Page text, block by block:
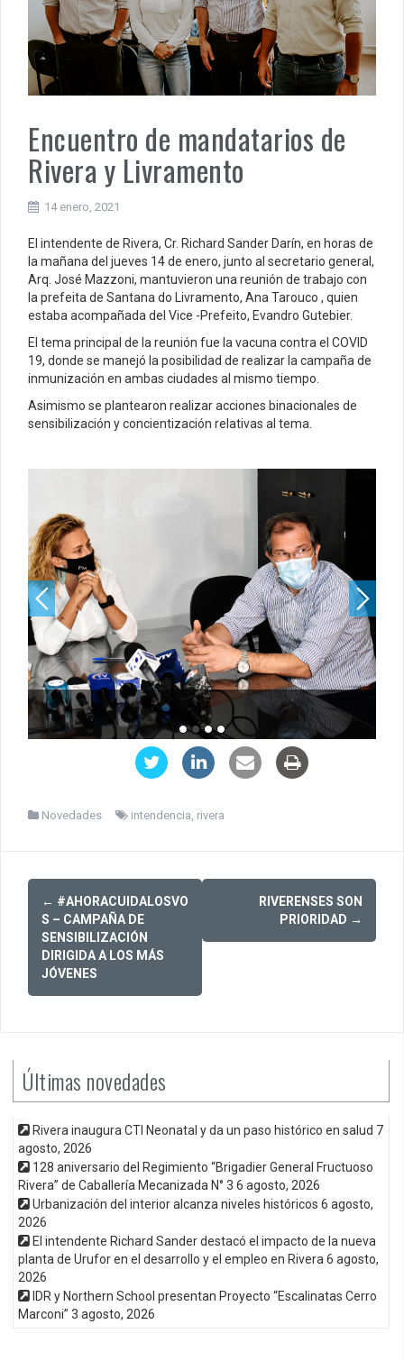
Encuentro de mandatarios de
Rivera y Livramento
14 enero, 2021
El intendente de Rivera, Cr. Richard Sander Darín, en horas de
la mañana del jueves 14 de enero, junto al secretario general,
Arq. José Mazzoni, mantuvieron una reunión de trabajo con
la prefeita de Santana do Livramento, Ana Tarouco , quien
estaba acompañada del Vice -Prefeito, Evandro Gutebier.
El tema principal de la reunión fue la vacuna contra el COVID
19, donde se manejó la posibilidad de realizar la campaña de
inmunización en ambas ciudades al mismo tiempo.
Asimismo se plantearon realizar acciones binacionales de
sensibilización y concientización relativas al tema.
Novedades intendencia rivera
Post
navigation
← #AHORACUIDALOSVO
S – CAMPAÑA DE
SENSIBILIZACIÓN
DIRIGIDA A LOS MÁS
JÓVENES
RIVERENSES SON
PRIORIDAD →
Últimas novedades
Rivera inaugura CTI Neonatal y da un paso histórico en salud 7
agosto, 2026
128 aniversario del Regimiento “Brigadier General Fructuoso
Rivera” de Caballería Mecanizada N° 3 6 agosto, 2026
Urbanización del interior alcanza niveles históricos 6 agosto,
2026
El intendente Richard Sander destacó el impacto de la nueva
planta de Urufor en el desarrollo y el empleo en Rivera 6 agosto,
2026
IDR y Northern School presentan Proyecto “Escalinatas Cerro
Marconi” 3 agosto, 2026